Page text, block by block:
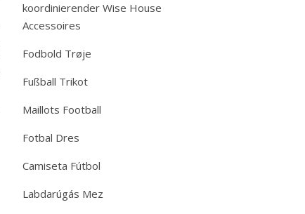
koordinierender Wise House
Accessoires
Fodbold Trøje
Fußball Trikot
Maillots Football
Fotbal Dres
Camiseta Fútbol
Labdarúgás Mez